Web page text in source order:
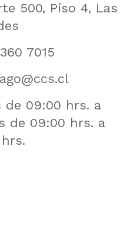
500, Piso 4, Las
7015
de 09:00 hrs. a
de 09:00 hrs. a